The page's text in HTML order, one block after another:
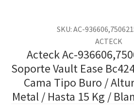
SKU: AC-
ACTECK
Acteck Ac-
Soporte Vault Ease
Cama Tipo Buro /
Metal / Hasta 15 Kg /